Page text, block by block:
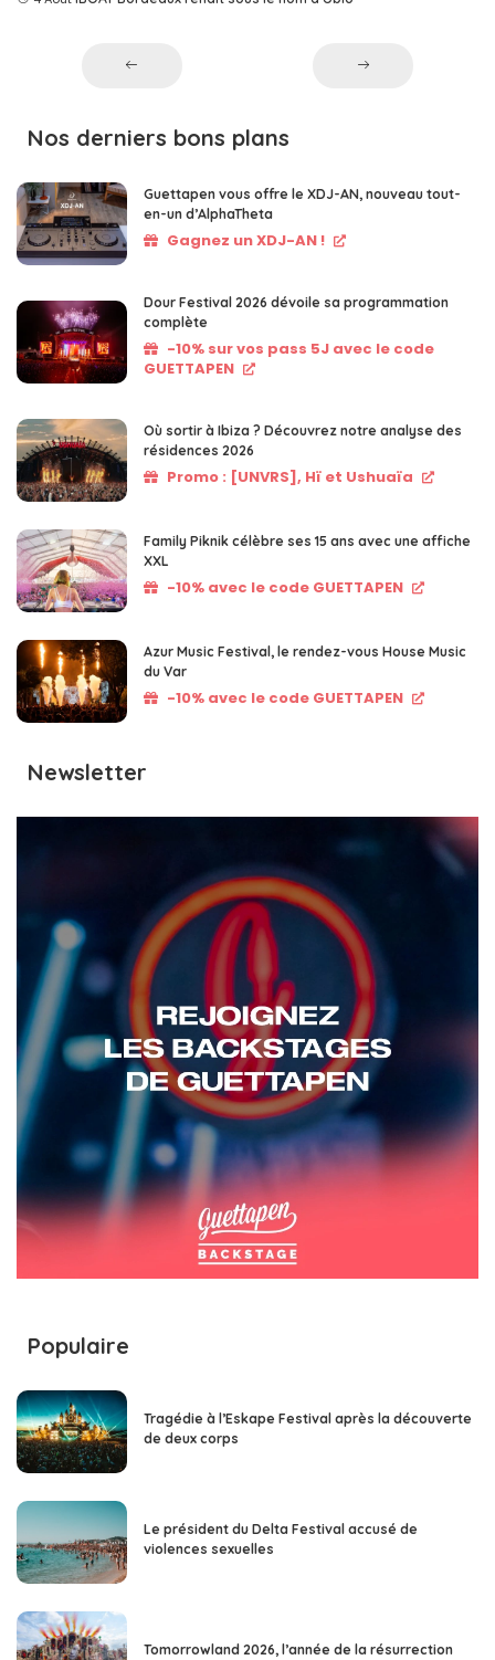
Nos derniers bons plans
Guettapen vous offre le XDJ-AN, nouveau tout-
en-un d’AlphaTheta
Gagnez un XDJ-AN !
Dour Festival 2026 dévoile sa programmation
complète
-10% sur vos pass 5J avec le code
GUETTAPEN
Où sortir à Ibiza ? Découvrez notre analyse des
résidences 2026
Promo : [UNVRS], Hï et Ushuaïa
Family Piknik célèbre ses 15 ans avec une affiche
XXL
-10% avec le code GUETTAPEN
Azur Music Festival, le rendez-vous House Music
du Var
-10% avec le code GUETTAPEN
Newsletter
Populaire
Tragédie à l’Eskape Festival après la découverte
de deux corps
Le président du Delta Festival accusé de
violences sexuelles
Tomorrowland 2026, l’année de la résurrection